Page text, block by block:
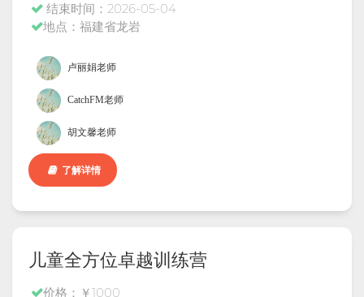
结束时间：2026-05-04
地点：福建省龙岩
卢丽娟老师
CatchFM老师
胡文馨老师
了解详情
儿童全方位卓越训练营
价格：￥1000